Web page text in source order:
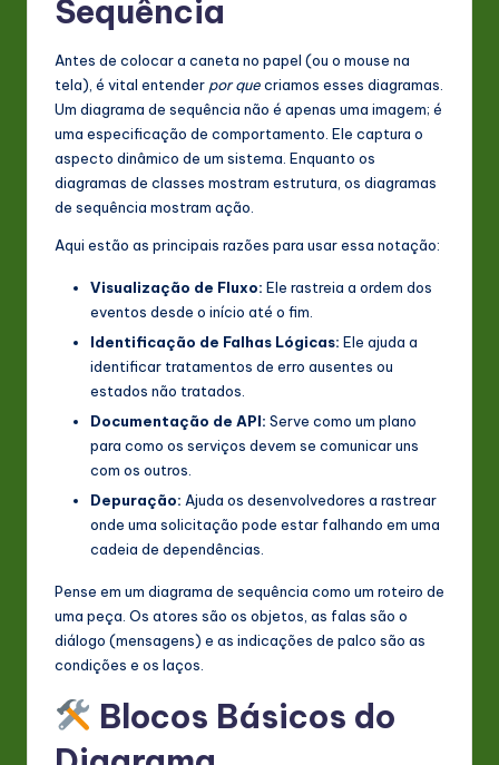
o
ti
o
Sequência
Antes de colocar a caneta no papel (ou o mouse na
tela), é vital entender por quecriamos esses diagramas.
Um diagrama de sequência não é apenas uma imagem; é
uma especificação de comportamento. Ele captura o
aspecto dinâmico de um sistema. Enquanto os
diagramas de classes mostram estrutura, os diagramas
de sequência mostram ação.
Aqui estão as principais razões para usar essa notação:
Visualização de Fluxo: Ele rastreia a ordem dos
eventos desde o início até o fim.
Identificação de Falhas Lógicas: Ele ajuda a
identificar tratamentos de erro ausentes ou
estados não tratados.
Documentação de API: Serve como um plano
para como os serviços devem se comunicar uns
com os outros.
Depuração: Ajuda os desenvolvedores a rastrear
onde uma solicitação pode estar falhando em uma
cadeia de dependências.
Pense em um diagrama de sequência como um roteiro de
uma peça. Os atores são os objetos, as falas são o
diálogo (mensagens) e as indicações de palco são as
condições e os laços.
Blocos Básicos do